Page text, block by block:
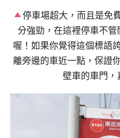
停車場超大，而且是免
分強勁，在這裡停車不
喔！如果你覺得這個標語
離旁邊的車近一點，保證
壁車的車門，